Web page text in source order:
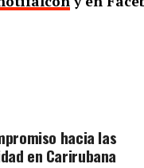
hacia las
en Carirubana